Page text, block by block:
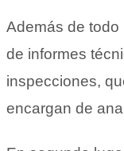
Además de
de informes
inspecciones,
encargan de